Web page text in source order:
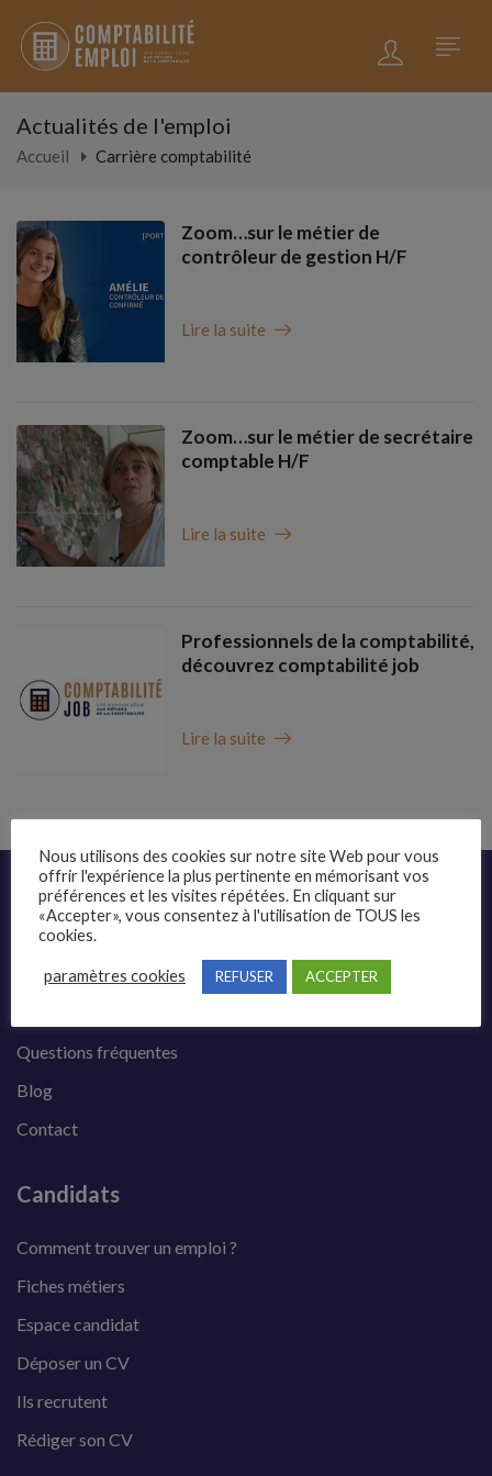
Actualités de l'emploi
Accueil Carrière comptabilité
Zoom…sur le métier de
contrôleur de gestion H/F
Lire la suite
Zoom…sur le métier de secrétaire
comptable H/F
Lire la suite
Professionnels de la comptabilité,
découvrez comptabilité job
Lire la suite
Liens rapides
Présentation
Publier une annonce
Questions fréquentes
Blog
Contact
Candidats
Comment trouver un emploi ?
Fiches métiers
Espace candidat
Déposer un CV
Ils recrutent
Rédiger son CV
Nous utilisons des cookies sur notre site Web pour vous
offrir l'expérience la plus pertinente en mémorisant vos
préférences et les visites répétées. En cliquant sur
«Accepter», vous consentez à l'utilisation de TOUS les
cookies.
paramètres cookies REFUSER ACCEPTER